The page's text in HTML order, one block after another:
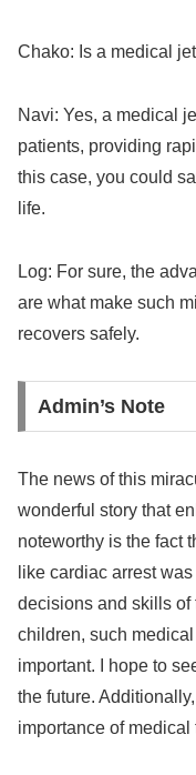
Chako: Is a medical
Navi: Yes, a medical
patients, providing
this case, you could
life.
Log: For sure, the
are what make such
recovers safely.
Admin’s Note
The news of this
wonderful story that
noteworthy is the fact
like cardiac arrest
decisions and skills of
children, such
important. I hope to
the future.
importance of medical